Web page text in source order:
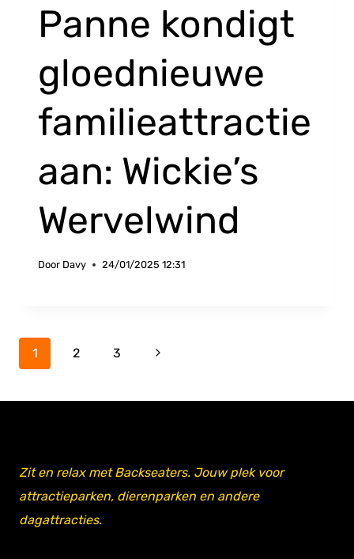
Panne kondigt
gloednieuwe
familieattractie
aan: Wickie’s
Wervelwind
Door Davy 24/01/2025 12:31
Paginanavigatie
1 2 3
Volgende
Zit en relax met Backseaters. Jouw plek voor
attractieparken, dierenparken en andere
dagattracties.